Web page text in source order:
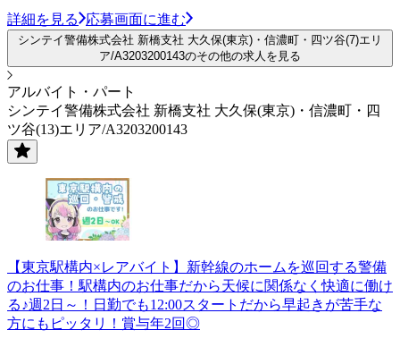
詳細を見る 応募画面に進む
シンテイ警備株式会社 新橋支社 大久保(東京)・信濃町・四ツ谷(7)エリ
ア/A3203200143のその他の求人を見る
アルバイト・パート
シンテイ警備株式会社 新橋支社 大久保(東京)・信濃町・四
ツ谷(13)エリア/A3203200143
【東京駅構内×レアバイト】新幹線のホームを巡回する警備
のお仕事！駅構内のお仕事だから天候に関係なく快適に働け
る♪週2日～！日勤でも12:00スタートだから早起きが苦手な
方にもピッタリ！賞与年2回◎